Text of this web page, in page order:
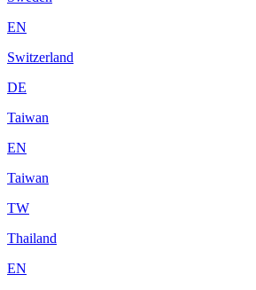
EN
Switzerland
DE
Taiwan
EN
Taiwan
TW
Thailand
EN